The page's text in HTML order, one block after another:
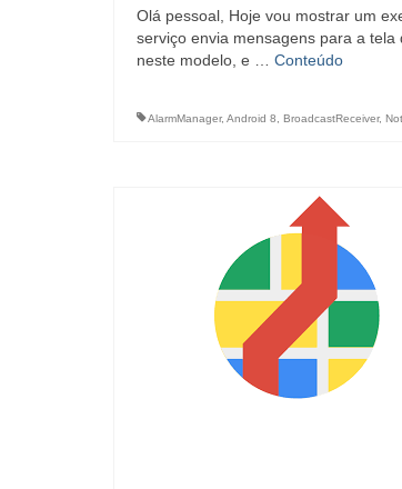
Olá pessoal, Hoje vou mostrar um
serviço envia mensagens para a
neste modelo, e … Conteúdo
AlarmManager, Android 8 BroadcastReceiver,